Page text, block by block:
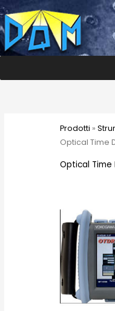
Prodotti »
Optical Time
Optical